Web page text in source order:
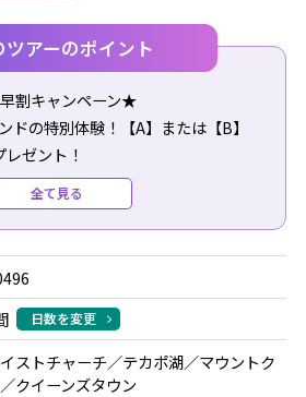
ツアーのポイント
割キャンペーン★
ドの特別体験！【A】または【B】
ゼント！
ホテルでの朝食（1泊分）
たは「テカポ湖」から、いずれか1
ます。
ご招待（滞在中1回）
クイーンズタウン」から、いずれか
ます。
全て見る
日数を変更
ストチャーチ／テカポ湖／マウントク
クイーンズタウン